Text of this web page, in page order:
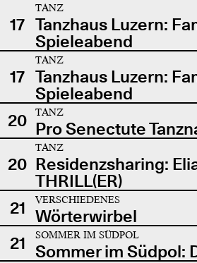
17
TANZ
Tanzhaus Luzern:
Spieleabend
17
TANZ
Tanzhaus Luzern:
Spieleabend
20
TANZ
Pro Senectute
20
TANZ
Residenzsharing:
THRILL(ER)
21
VERSCHIEDENES
Wörterwirbel
21
SOMMER IM SÜDPOL
Sommer im Südpol: